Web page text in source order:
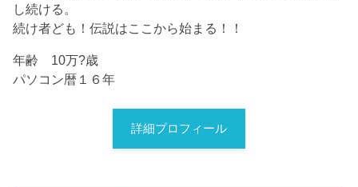
し続ける。
続け者ども！伝説はここから始まる！！
年齢 10万?歳
パソコン暦１６年
詳細プロフィール